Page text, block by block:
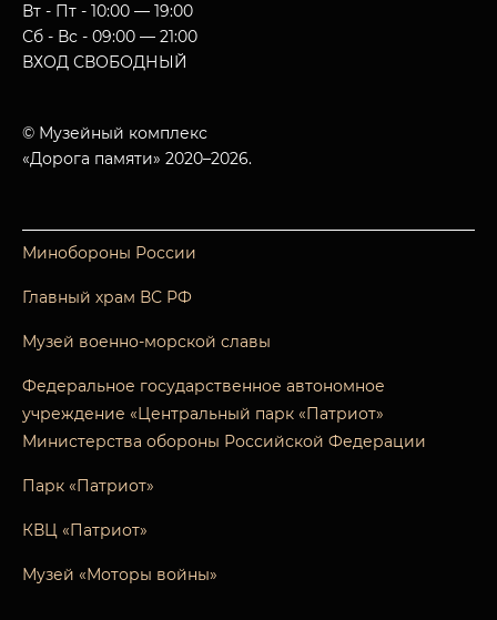
Вт - Пт - 10:00 — 19:00
Сб - Вс - 09:00 — 21:00
ВХОД СВОБОДНЫЙ
© Музейный комплекс
«Дорога памяти» 2020–2026.
Минобороны России
Главный храм ВС РФ
Музей военно-морской славы
Федеральное государственное автономное
учреждение «Центральный парк «Патриот»
Министерства обороны Российской Федерации
Парк «Патриот»
КВЦ «Патриот»
Музей «Моторы войны»